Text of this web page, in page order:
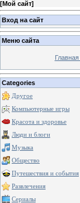
[Мой сайт]
Вход на сайт
Меню сайта
Categories
Другое
Компьютерные игры
Красота и здоровье
Люди и блоги
Музыка
Общество
Путешествия и события
Развлечения
Сериалы